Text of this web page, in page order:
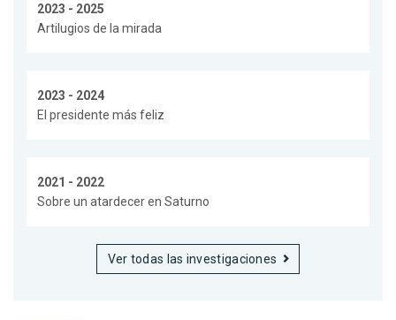
2023 - 2025
Artilugios de la mirada
2023 - 2024
El presidente más feliz
2021 - 2022
Sobre un atardecer en Saturno
Ver todas las investigaciones